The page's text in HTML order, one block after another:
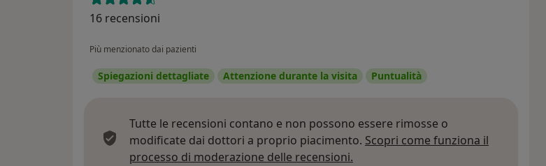
16 recensioni
Più menzionato dai pazienti
Spiegazioni dettagliate Attenzione durante la visita Puntualità
Tutte le recensioni contano e non possono essere rimosse o
modificate dai dottori a proprio piacimento. Scopri come funziona il
processo di moderazione delle recensioni.